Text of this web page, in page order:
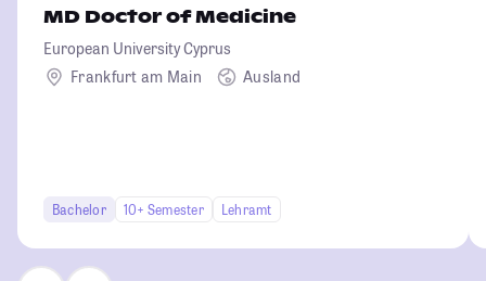
MD Doctor of Medicine
European University Cyprus
Frankfurt am Main
Ausland
Bachelor 10+ Semester Lehramt